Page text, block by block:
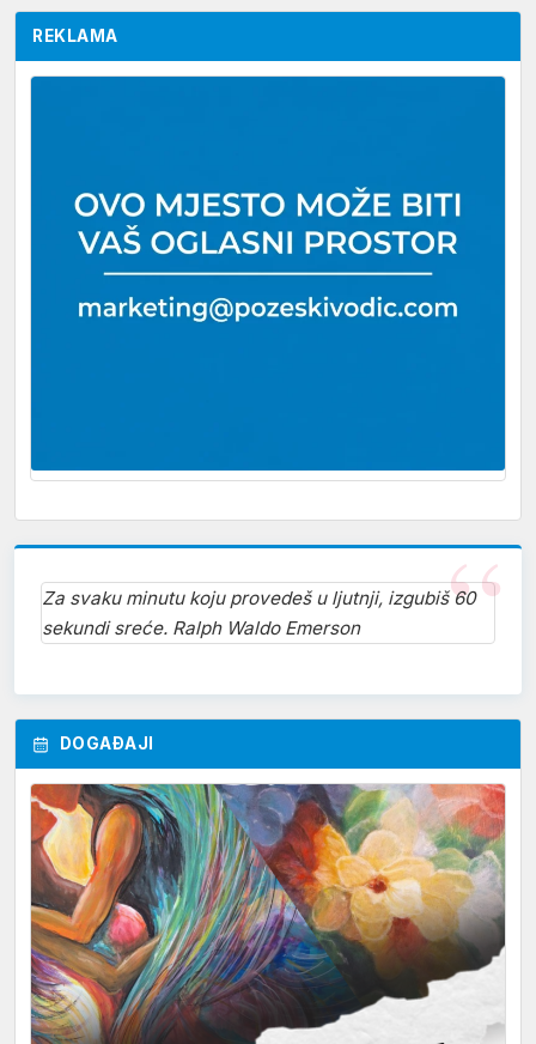
REKLAMA
Za svaku minutu koju provedeš u ljutnji, izgubiš 60
sekundi sreće. Ralph Waldo Emerson
DOGAĐAJI